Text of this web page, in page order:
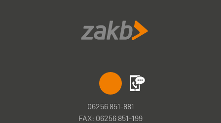
06256 851-881
FAX: 06256 851-199